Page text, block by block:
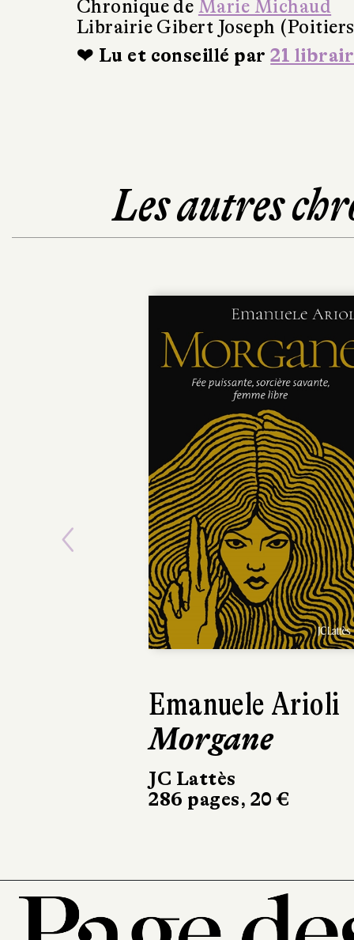
Chronique de Marie Michaud
Librairie Gibert Joseph
❤ Lu et conseillé par21
Les autres
Emanuele Arioli
Morgane
JC Lattès
286 pages, 20 €
L'Éveil
450 pages,
Previous